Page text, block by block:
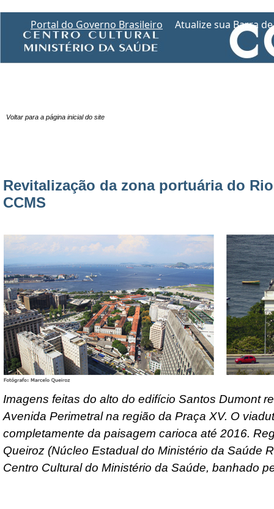
Portal do Governo Brasileiro Atualize sua Barra
Voltar para a página inicial do site
Revitalização da zona portuária do
CCMS
Imagens feitas do alto do edifício Santos Dumont
Avenida Perimetral na região da Praça XV. O
completamente da paisagem carioca até 2016.
Queiroz (Núcleo Estadual do Ministério da Saúde
Centro Cultural do Ministério da Saúde, banhado